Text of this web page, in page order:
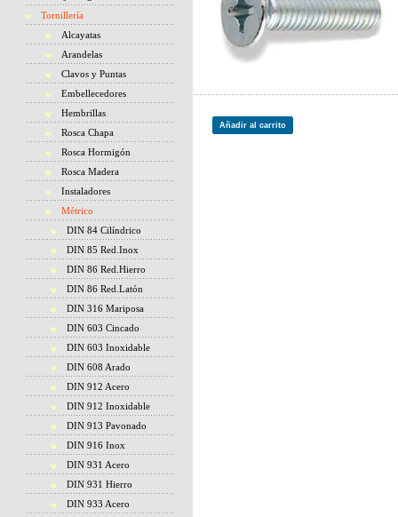
Tornillería
Alcayatas
Arandelas
Clavos y Puntas
Embellecedores
Hembrillas
Rosca Chapa
Rosca Hormigón
Rosca Madera
Instaladores
Métrico
DIN 84 Cilíndrico
DIN 85 Red.Inox
DIN 86 Red.Hierro
DIN 86 Red.Latón
DIN 316 Mariposa
DIN 603 Cincado
DIN 603 Inoxidable
DIN 608 Arado
DIN 912 Acero
DIN 912 Inoxidable
DIN 913 Pavonado
DIN 916 Inox
DIN 931 Acero
DIN 931 Hierro
DIN 933 Acero
Añadir al carrito